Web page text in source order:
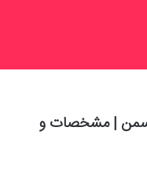
سمن | مشخصات و